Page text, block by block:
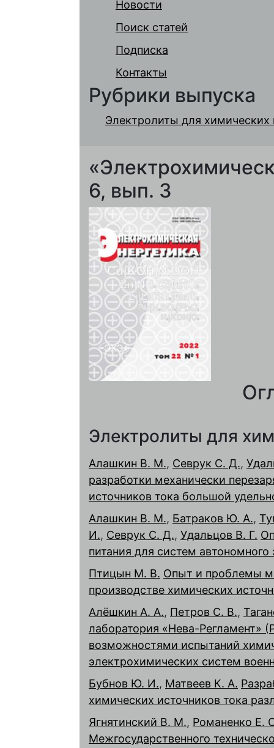
Новости
Поиск статей
Подписка
Контакты
Рубрики выпуска
Электролиты для химических
6, вып. 3
Электролиты для
Алашкин В. М., Севрук С. Д.,
разработки механически
источников тока большой
Алашкин В. М., Батраков Ю. А.,
И., Севрук С. Д., Удальцов В. Г.
питания для систем автономного
Птицын М. В. Опыт и проблемы
производстве химических
Алёшкин А. А., Петров С. В.,
лаборатория «Нева-Регламент»
возможностями испытаний
электрохимических систем
Бубнов Ю. И., Матвеев К. А.
химических источников тока
Ягнятинский В. М., Романенко Е.
Межгосударственного